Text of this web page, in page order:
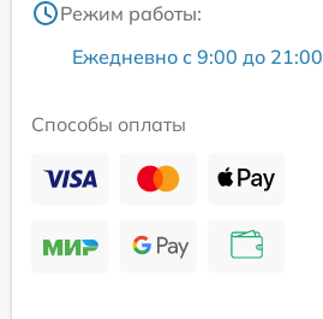
Режим работы:
Ежедневно с 9:00 до 21:00
Способы оплаты